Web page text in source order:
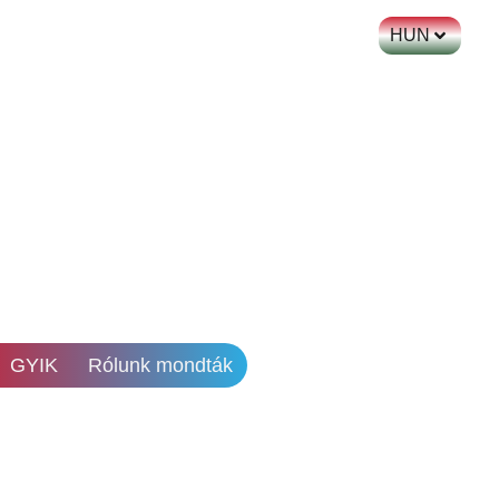
GYIK Rólunk mondták
HUN